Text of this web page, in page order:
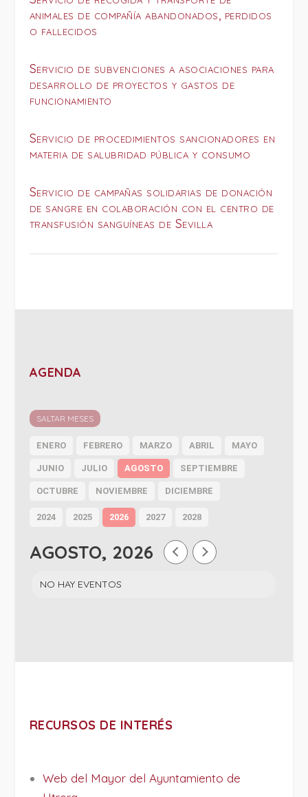
animales de compañía abandonados, perdidos
o fallecidos
Servicio de subvenciones a asociaciones para
desarrollo de proyectos y gastos de
funcionamiento
Servicio de procedimientos sancionadores en
materia de salubridad pública y consumo
Servicio de campañas solidarias de donación
de sangre en colaboración con el centro de
transfusión sanguíneas de Sevilla
AGENDA
SALTAR MESES
ENERO FEBRERO MARZO ABRIL MAYO
JUNIO JULIO AGOSTO SEPTIEMBRE
OCTUBRE NOVIEMBRE DICIEMBRE
2024 2025 2026 2027 2028
AGOSTO, 2026
NO HAY EVENTOS
RECURSOS DE INTERÉS
Web del Mayor del Ayuntamiento de